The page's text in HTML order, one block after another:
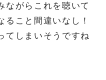
ながらこれを聴いて
ること間違いなし！
てしまいそうですね